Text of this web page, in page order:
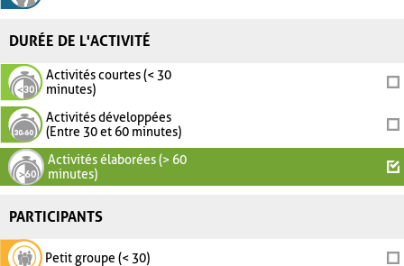
DURÉE DE L'ACTIVITÉ
Activités courtes (< 30
minutes)
Activités développées
(Entre 30 et 60 minutes)
Activités élaborées (> 60
minutes)
PARTICIPANTS
Petit groupe (< 30)